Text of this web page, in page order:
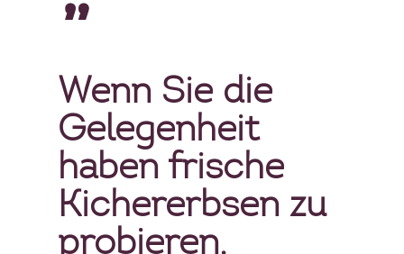
”
Wenn Sie die
Gelegenheit
haben frische
Kichererbsen zu
probieren,